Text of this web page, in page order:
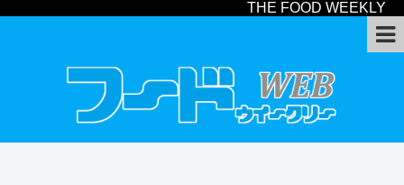
THE FOOD WEEKLY